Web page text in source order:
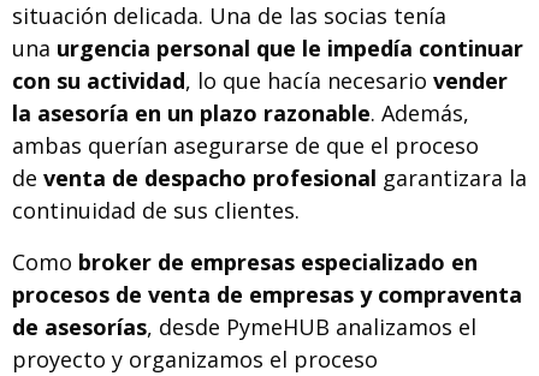
situación delicada. Una de las socias tenía
una urgencia personal que le impedía continuar
con su actividad, lo que hacía necesario vender
la asesoría en un plazo razonable. Además,
ambas querían asegurarse de que el proceso
de venta de despacho profesional garantizara la
continuidad de sus clientes.
Como broker de empresas especializado en
procesos de venta de empresas y compraventa
de asesorías, desde PymeHUB analizamos el
proyecto y organizamos el proceso